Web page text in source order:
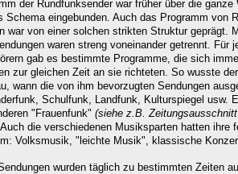
der Rundfunksender war früher über die ganze
Schema eingebunden. Auch das Programm von
war von einer solchen strikten Struktur geprägt.
waren streng voneinander getrennt. Für
gab es bestimmte Programme, die sich
zur gleichen Zeit an sie richteten. So wusste
wann die von ihm bevorzugten Sendungen
Schulfunk, Landfunk, Kulturspiegel usw.
"Frauenfunk" (siehe z.B.
die verschiedenen Musiksparten hatten ihre
Volksmusik, "leichte Musik", klassische
wurden täglich zu bestimmten Zeiten